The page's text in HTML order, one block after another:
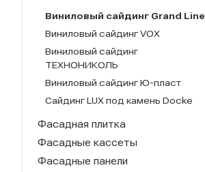
Виниловый сайдинг Grand Line
Виниловый сайдинг VOX
Виниловый сайдинг
ТЕХНОНИКОЛЬ
Виниловый сайдинг Ю-пласт
Сайдинг LUX под камень Docke
Фасадная плитка
Фасадные кассеты
Фасадные панели